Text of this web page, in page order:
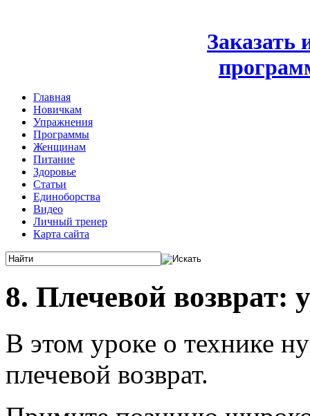
Заказать
Главная
Новичкам
Упражнения
Программы
Женщинам
Питание
Здоровье
Статьи
Единоборства
Видео
Личный тренер
Карта сайта
8. Плечевой возврат:
В этом уроке о технике
плечевой возврат.